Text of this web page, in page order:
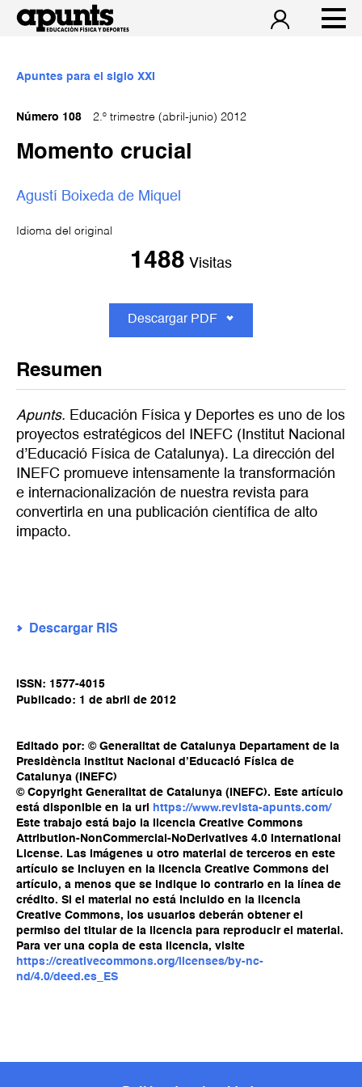
Apuntes para el siglo XXI
Número 108 2.º trimestre (abril-junio) 2012
Momento crucial
Agustí Boixeda de Miquel
Idioma del original
1488 Visitas
Descargar PDF
Resumen
Apunts. Educación Física y Deportes es uno de los
proyectos estratégicos del INEFC (Institut Nacional
d’Educació Física de Catalunya). La dirección del
INEFC promueve intensamente la transformación
e internacionalización de nuestra revista para
convertirla en una publicación científica de alto
impacto.
Descargar RIS
ISSN: 1577-4015
Publicado: 1 de abril de 2012
Editado por: © Generalitat de Catalunya Departament de la
Presidència Institut Nacional d’Educació Física de
Catalunya (INEFC)
© Copyright Generalitat de Catalunya (INEFC). Este artículo
está disponible en la url
https://www.revista-apunts.com/
Este trabajo está bajo la licencia Creative Commons
Attribution-NonCommercial-NoDerivatives 4.0 International
License. Las imágenes u otro material de terceros en este
artículo se incluyen en la licencia Creative Commons del
artículo, a menos que se indique lo contrario en la línea de
crédito. Si el material no está incluido en la licencia
Creative Commons, los usuarios deberán obtener el
permiso del titular de la licencia para reproducir el material.
Para ver una copia de esta licencia, visite
https://creativecommons.org/licenses/by-nc-
nd/4.0/deed.es_ES